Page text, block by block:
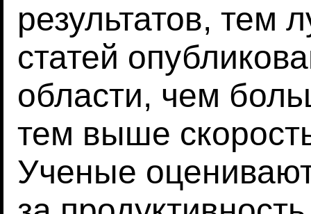
результатов,
статей
области, чем
тем выше
Ученые